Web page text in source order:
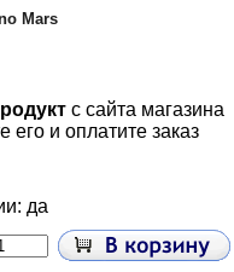
Mars
с сайта магазина
его и оплатите заказ
да